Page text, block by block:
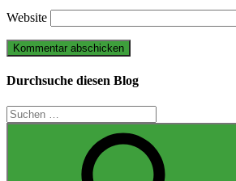
Website
Durchsuche diesen Blog
Suchen
nach: